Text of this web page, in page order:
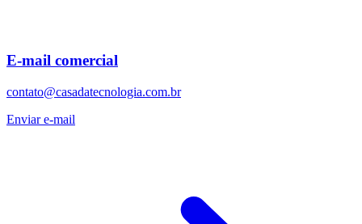
E-mail comercial
contato@casadatecnologia.com.br
Enviar e-mail